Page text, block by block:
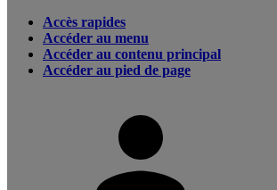
Accès rapides
Accéder au menu
Accéder au contenu principal
Accéder au pied de page